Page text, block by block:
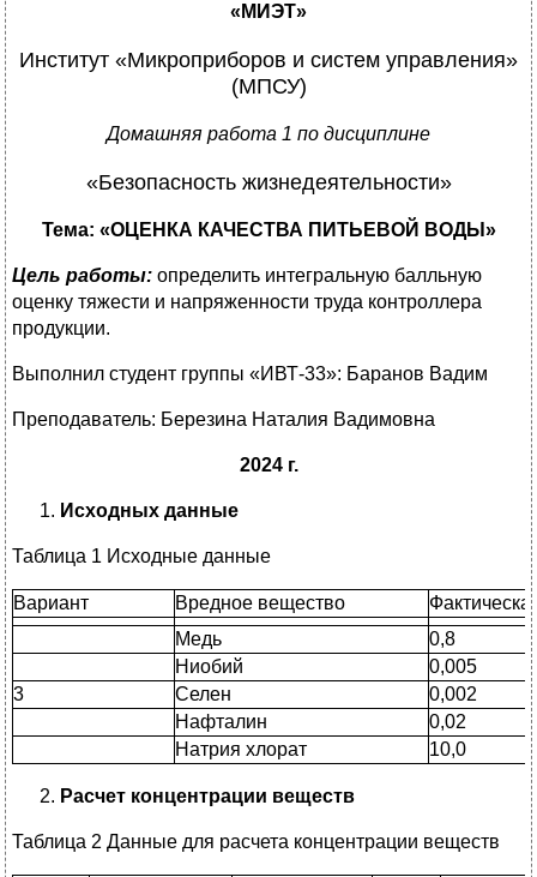
«МИЭТ»
Институт «Микроприборов и систем управления»
(МПСУ)
Домашняя работа 1 по дисциплине
«Безопасность жизнедеятельности»
Тема: «ОЦЕНКА КАЧЕСТВА ПИТЬЕВОЙ ВОДЫ »
Цель работы: определить интегральную балльную
оценку тяжести и напряженности труда контроллера
продукции.
Выполнил студент группы «ИВТ-33»: Баранов Вадим
Преподаватель: Березина Наталия Вадимовна
2024 г.
Исходных данные
Таблица 1 Исходные данные
Вариант Вредное вещество
Медь
0,8
Ниобий
0,005
3
Селен
0,002
Нафталин
0,02
Натрия хлорат
10,0
Расчет концентрации веществ
Таблица 2 Данные для расчета концентрации веществ